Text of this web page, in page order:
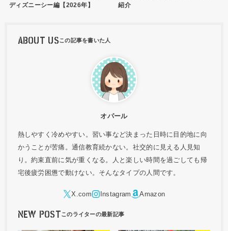
ディズニーシー編【2026年】
紹介
ABOUT US
オパール
熱しやすく冷めやすい。習い事など決まった日時に目的地に向
かうことが苦痛。通信教育続かない。社交的に見える人見知
り。約束直前に気が重くなる。人と楽しい時間を過ごしても帰
宅後疲労困憊で動けない。そんなタイプの人間です。
NEW POST